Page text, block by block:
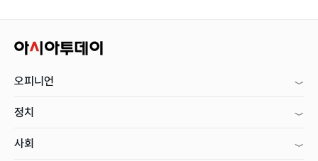
오피니언
정치
사회